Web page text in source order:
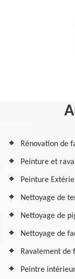
Rénovation de
Peinture et
Peinture
Nettoyage de
Nettoyage de
Nettoyage de
Ravalement de
Peintre